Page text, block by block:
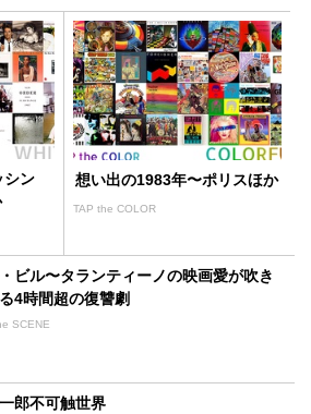
シン
想い出の1983年〜ポリスほか
TAP the COLOR
ビル〜タランティーノの映画愛が吹き
4時間超の復讐劇
SCENE
郎不可触世界